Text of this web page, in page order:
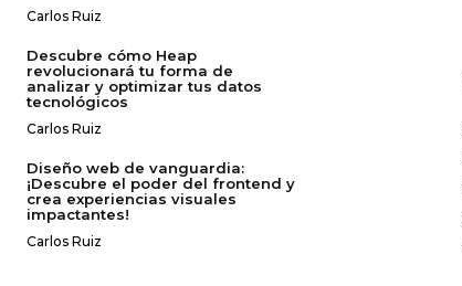
Carlos Ruiz
Descubre cómo Heap
revolucionará tu forma de
analizar y optimizar tus datos
tecnológicos
Carlos Ruiz
Diseño web de vanguardia:
¡Descubre el poder del frontend y
crea experiencias visuales
impactantes!
Carlos Ruiz